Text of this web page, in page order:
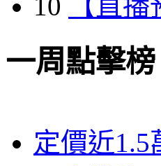
10
【直
一周點擊榜
定價近1.5